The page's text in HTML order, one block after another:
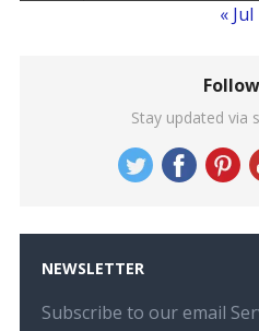
« Jul
Stay updated via
NEWSLETTER
Subscribe to our email